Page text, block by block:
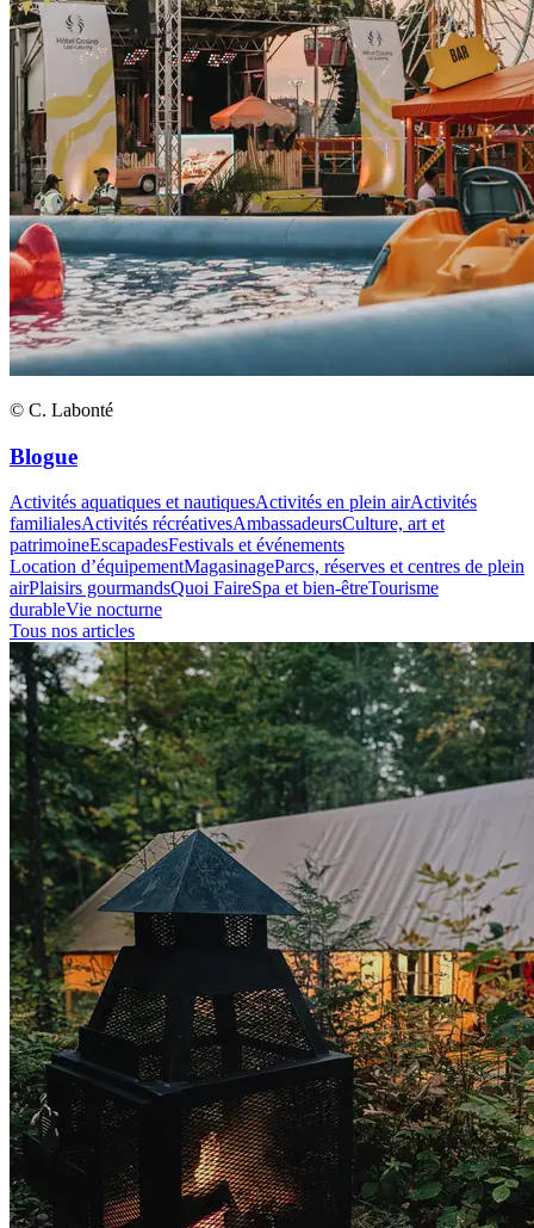
© C. Labonté
Blogue
Activités aquatiques et nautiquesActivités en plein airActivités
familialesActivités récréativesAmbassadeursCulture, art et
patrimoineEscapadesFestivals et événements
Location d’équipementMagasinageParcs, réserves et centres de plein
airPlaisirs gourmandsQuoi FaireSpa et bien-êtreTourisme
durableVie nocturne
Tous nos articles